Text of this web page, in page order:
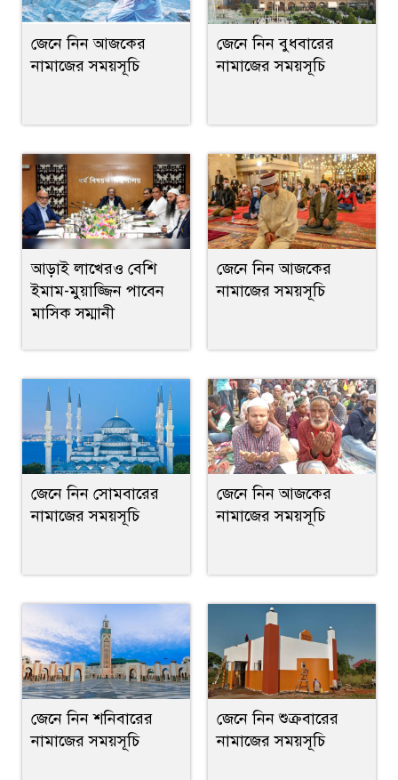
জেনে নিন আজকের
নামাজের সময়সূচি
জেনে নিন বুধবারের
নামাজের সময়সূচি
আড়াই লাখেরও বেশি
ইমাম-মুয়াজ্জিন পাবেন
মাসিক সম্মানী
জেনে নিন আজকের
নামাজের সময়সূচি
জেনে নিন সোমবারের
নামাজের সময়সূচি
জেনে নিন আজকের
নামাজের সময়সূচি
জেনে নিন শনিবারের
নামাজের সময়সূচি
জেনে নিন শুক্রবারের
নামাজের সময়সূচি